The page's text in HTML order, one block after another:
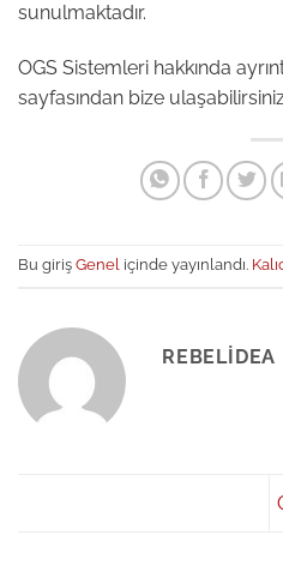
sunulmaktadır.
OGS Sistemleri hakkında
sayfasından bize
Bu giriş Genel içinde yayınlandı.
REBELIDEA